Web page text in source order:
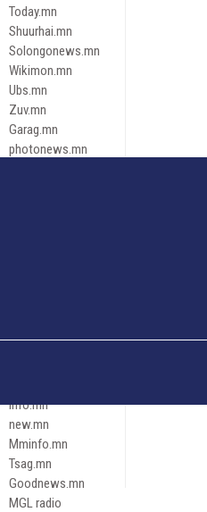
Today.mn
Shuurhai.mn
Solongonews.mn
Wikimon.mn
Ubs.mn
Zuv.mn
Garag.mn
photonews.mn
Эрх зүй
info.mn
new.mn
Mminfo.mn
Tsag.mn
Goodnews.mn
MGL radio